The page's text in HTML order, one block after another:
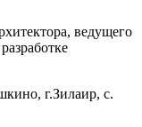
ведущего
г.Зилаир, с.